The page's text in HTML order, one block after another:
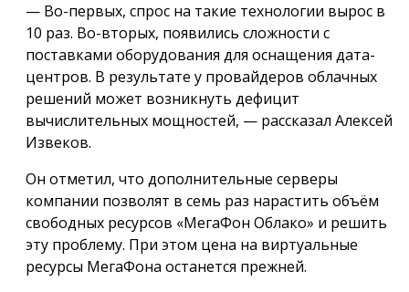
— Во-первых, спрос на такие технологии вырос в
10 раз. Во-вторых, появились сложности с
поставками оборудования для оснащения дата-
центров. В результате у провайдеров облачных
решений может возникнуть дефицит
вычислительных мощностей, — рассказал Алексей
Извеков.
Он отметил, что дополнительные серверы
компании позволят в семь раз нарастить объём
свободных ресурсов «МегаФон Облако» и решить
эту проблему. При этом цена на виртуальные
ресурсы МегаФона останется прежней.